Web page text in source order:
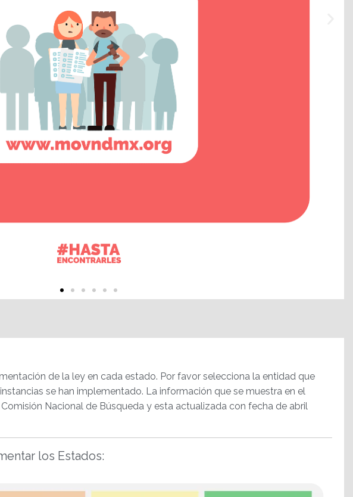
de la ley en cada estado. Por favor selecciona la entidad que
se han implementado. La información que se muestra en el
Nacional de Búsqueda y esta actualizada con fecha de abril
los Estados: